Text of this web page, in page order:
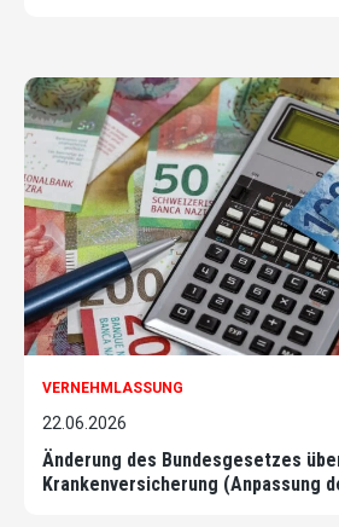
VERNEHMLASSUNG
22.06.2026
Änderung des Bundesgesetzes
Krankenversicherung (Anpassung